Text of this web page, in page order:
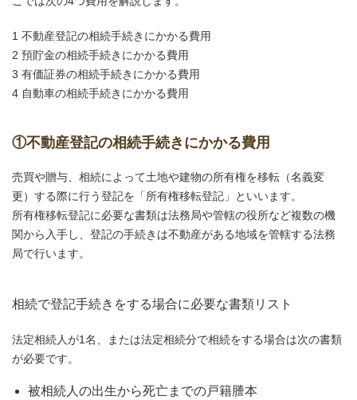
1 不動産登記の相続手続きにかかる費用
2 預貯金の相続手続きにかかる費用
3 有価証券の相続手続きにかかる費用
4 自動車の相続手続きにかかる費用
①不動産登記の相続手続きにかかる費用
売買や贈与、相続によって土地や建物の所有権を移転（名義変
更）する際に行う登記を「所有権移転登記」といいます。
所有権移転登記に必要な書類は法務局や管轄の役所など複数の機
関から入手し、登記の手続きは不動産がある地域を管轄する法務
局で行います。
相続で登記手続きをする場合に必要な書類リスト
法定相続人が1名、または法定相続分で相続をする場合は次の書類
が必要です。
被相続人の出生から死亡までの戸籍謄本